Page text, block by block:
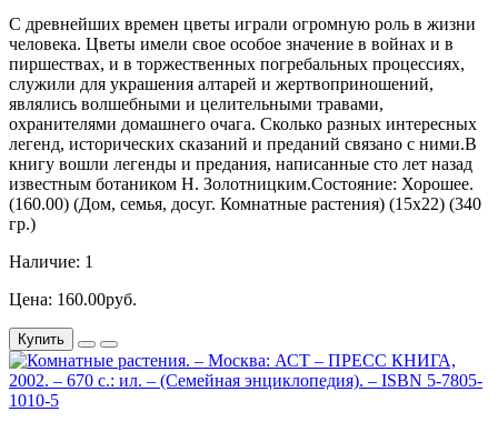
С древнейших времен цветы играли огромную роль в жизни
человека. Цветы имели свое особое значение в войнах и в
пиршествах, и в торжественных погребальных процессиях,
служили для украшения алтарей и жертвоприношений,
являлись волшебными и целительными травами,
охранителями домашнего очага. Сколько разных интересных
легенд, исторических сказаний и преданий связано с ними.В
книгу вошли легенды и предания, написанные сто лет назад
известным ботаником Н. Золотницким.Состояние: Хорошее.
(160.00) (Дом, семья, досуг. Комнатные растения) (15х22) (340
гр.)
Наличие: 1
Цена: 160.00руб.
Купить